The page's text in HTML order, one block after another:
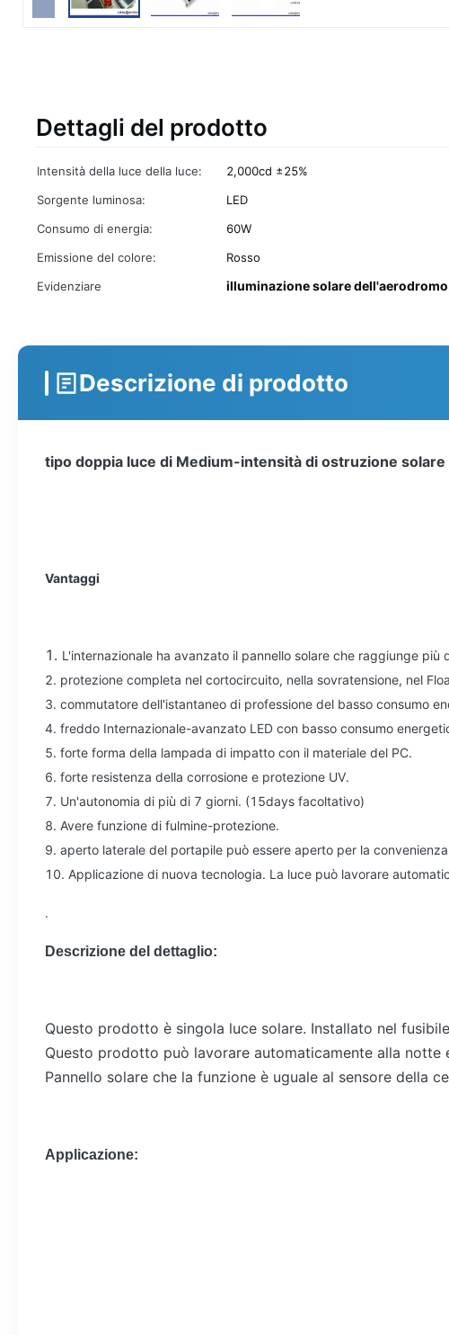
Dettagli del prodotto
Intensità della luce della luce: 2,000cd ±25%
Sorgente luminosa:
LED
Consumo di energia:
60W
Emissione del colore:
Rosso
Evidenziare
illuminazione solare dell'aerodromo
Descrizione di prodotto
tipo doppia luce di Medium-intensità di ostruzione solare
Vantaggi
1. L'internazionale ha avanzato il pannello solare che raggiunge più
2. protezione completa nel cortocircuito, nella sovratensione, nel
3. commutatore dell'istantaneo di professione del basso consumo
4. freddo Internazionale-avanzato LED con basso consumo
5. forte forma della lampada di impatto con il materiale del PC.
6. forte resistenza della corrosione e protezione UV.
7. Un'autonomia di più di 7 giorni. (15days facoltativo)
8. Avere funzione di fulmine-protezione.
9. aperto laterale del portapile può essere aperto per la
10. Applicazione di nuova tecnologia. La luce può lavorare
.
Descrizione del dettaglio:
Questo prodotto è singola luce solare. Installato nel
Questo prodotto può lavorare automaticamente alla
Pannello solare che la funzione è uguale al sensore della
Applicazione: